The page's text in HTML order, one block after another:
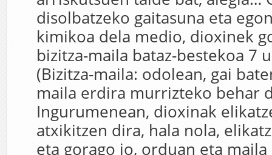
disolbatzeko gaitasuna eta
kimikoa dela medio, dioxinek
bizitza-maila bataz-bestekoa 7
(Bizitza-maila: odolean, gai
maila erdira murrizteko behar
Ingurumenean, dioxinak
atxikitzen dira, hala nola,
eta gorago jo, orduan eta